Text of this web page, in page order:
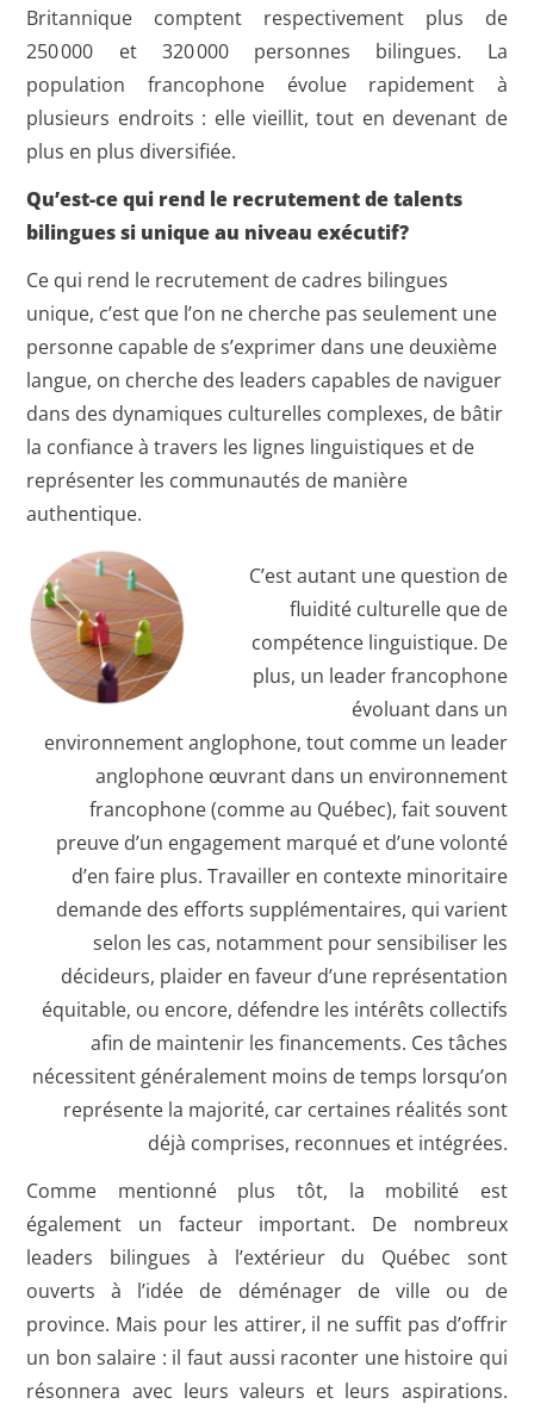
Britannique comptent respectivement plus de
250 000 et 320 000 personnes bilingues. La
population francophone évolue rapidement à
plusieurs endroits : elle vieillit, tout en devenant de
plus en plus diversifiée.
Qu’est-ce qui rend le recrutement de talents
bilingues si unique au niveau exécutif?
Ce qui rend le recrutement de cadres bilingues
unique, c’est que l’on ne cherche pas seulement une
personne capable de s’exprimer dans une deuxième
langue, on cherche des leaders capables de naviguer
dans des dynamiques culturelles complexes, de bâtir
la confiance à travers les lignes linguistiques et de
représenter les communautés de manière
authentique.
C’est autant une question de
fluidité culturelle que de
compétence linguistique. De
plus, un leader francophone
évoluant dans un
environnement anglophone, tout comme un leader
anglophone œuvrant dans un environnement
francophone (comme au Québec), fait souvent
preuve d’un engagement marqué et d’une volonté
d’en faire plus. Travailler en contexte minoritaire
demande des efforts supplémentaires, qui varient
selon les cas, notamment pour sensibiliser les
décideurs, plaider en faveur d’une représentation
équitable, ou encore, défendre les intérêts collectifs
afin de maintenir les financements. Ces tâches
nécessitent généralement moins de temps lorsqu’on
représente la majorité, car certaines réalités sont
déjà comprises, reconnues et intégrées.
Comme mentionné plus tôt, la mobilité est
également un facteur important. De nombreux
leaders bilingues à l’extérieur du Québec sont
ouverts à l’idée de déménager de ville ou de
province. Mais pour les attirer, il ne suffit pas d’offrir
un bon salaire : il faut aussi raconter une histoire qui
résonnera avec leurs valeurs et leurs aspirations.